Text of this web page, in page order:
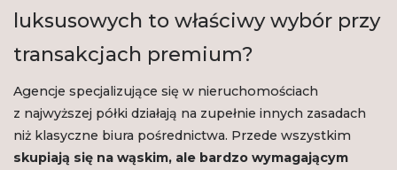
luksusowych to właściwy wybór przy
transakcjach premium?
Agencje specjalizujące się w nieruchomościach
z najwyższej półki działają na zupełnie innych zasadach
niż klasyczne biura pośrednictwa. Przede wszystkim
skupiają się na wąskim, ale bardzo wymagającym